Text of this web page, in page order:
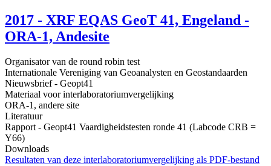
2017 - XRF EQAS GeoT 41, Engeland -
ORA-1, Andesite
Organisator van de round robin test
Internationale Vereniging van Geoanalysten en Geostandaarden
Nieuwsbrief - Geopt41
Materiaal voor interlaboratoriumvergelijking
ORA-1, andere site
Literatuur
Rapport - Geopt41 Vaardigheidstesten ronde 41 (Labcode CRB =
Y66)
Downloads
Resultaten van deze interlaboratoriumvergelijking als PDF-bestand